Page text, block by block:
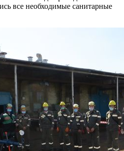
все необходимые санитарные